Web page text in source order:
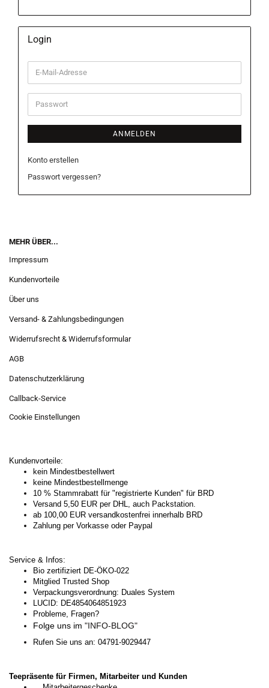
Login
E-
Mail-
Adresse
Passwort
ANMELDEN
Konto erstellen
Passwort vergessen?
MEHR ÜBER...
Impressum
Kundenvorteile
Über uns
Versand- & Zahlungsbedingungen
Widerrufsrecht & Widerrufsformular
AGB
Datenschutzerklärung
Callback-Service
Cookie Einstellungen
Kundenvorteile:
kein Mindestbestellwert
keine Mindestbestellmenge
10 % Stammrabatt für "registrierte Kunden" für BRD
Versand 5,50 EUR per DHL, auch Packstation.
ab 100,00 EUR versandkostenfrei innerhalb BRD
Zahlung per Vorkasse oder Paypal
Service & Infos:
Bio zertifiziert DE-ÖKO-022
Mitglied Trusted Shop
Verpackungsverordnung: Duales System
LUCID: DE4854064851923
Probleme, Fragen?
Folge uns im "INFO-BLOG"
Rufen Sie uns an: 04791-9029447
Teepräsente für Firmen, Mitarbeiter und Kunden